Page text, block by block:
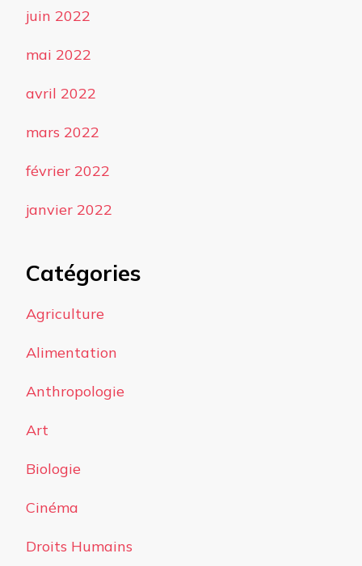
juin 2022
mai 2022
avril 2022
mars 2022
février 2022
janvier 2022
Catégories
Agriculture
Alimentation
Anthropologie
Art
Biologie
Cinéma
Droits Humains